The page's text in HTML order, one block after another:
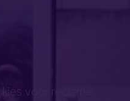
voor reclame